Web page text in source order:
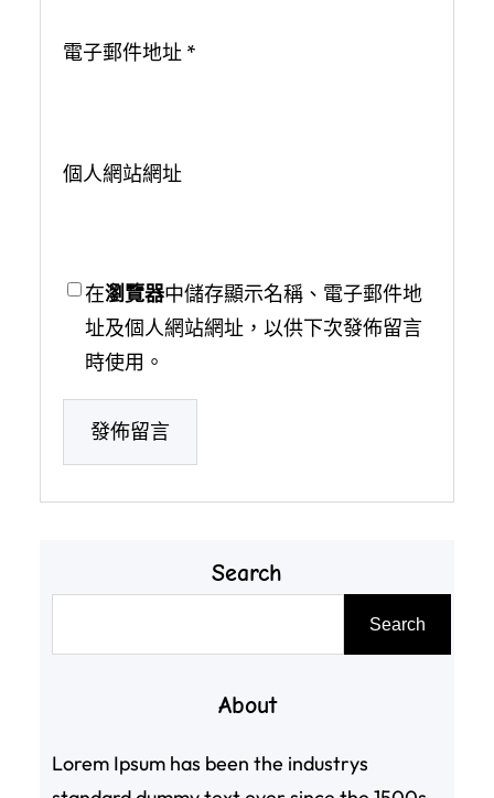
電子郵件地址 *
個人網站網址
在瀏覽器中儲存顯示名稱、電子郵件地
址及個人網站網址，以供下次發佈留言
時使用。
Search
Search
About
Lorem Ipsum has been the industrys